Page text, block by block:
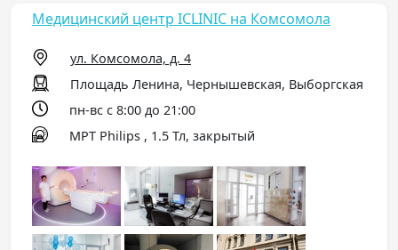
Медицинский центр ICLINIC на Комсомола
ул. Комсомола, д. 4
Площадь Ленина, Чернышевская, Выборгская
пн-вс с 8:00 до 21:00
МРТ Philips , 1.5 Тл, закрытый